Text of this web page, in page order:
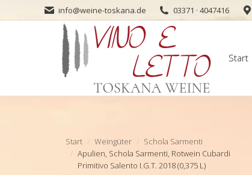
info@weine-toskana.de 03371 · 4047416
Start
Sie befinden sich hier:
Start Weingüter
Schola Sarmenti
Apulien, Schola Sarmenti, Rotwein Cubardi
Primitivo Salento I.G.T. 2018 (0,375 L)